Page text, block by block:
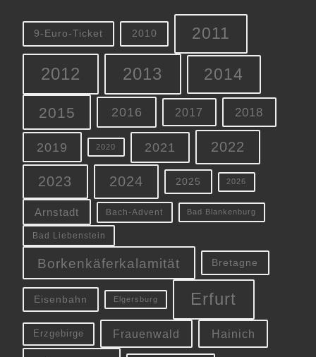
9-Euro-Ticket 2010 2011
2012 2013 2014
2015 2016 2017 2018
2019 2020 2021 2022
2023 2024 2025 2026
Arnstadt Bach-Advent Bad Blankenburg
Bad Liebenstein
Borkenkäferkalamität Bretagne
Eisenbahn Elgersburg Erfurt
Erzgebirge Frauenwald Hainich